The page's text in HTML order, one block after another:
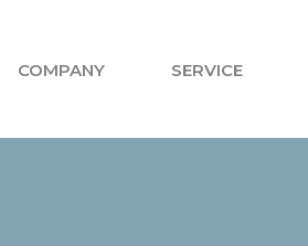
COMPANY SERVICE